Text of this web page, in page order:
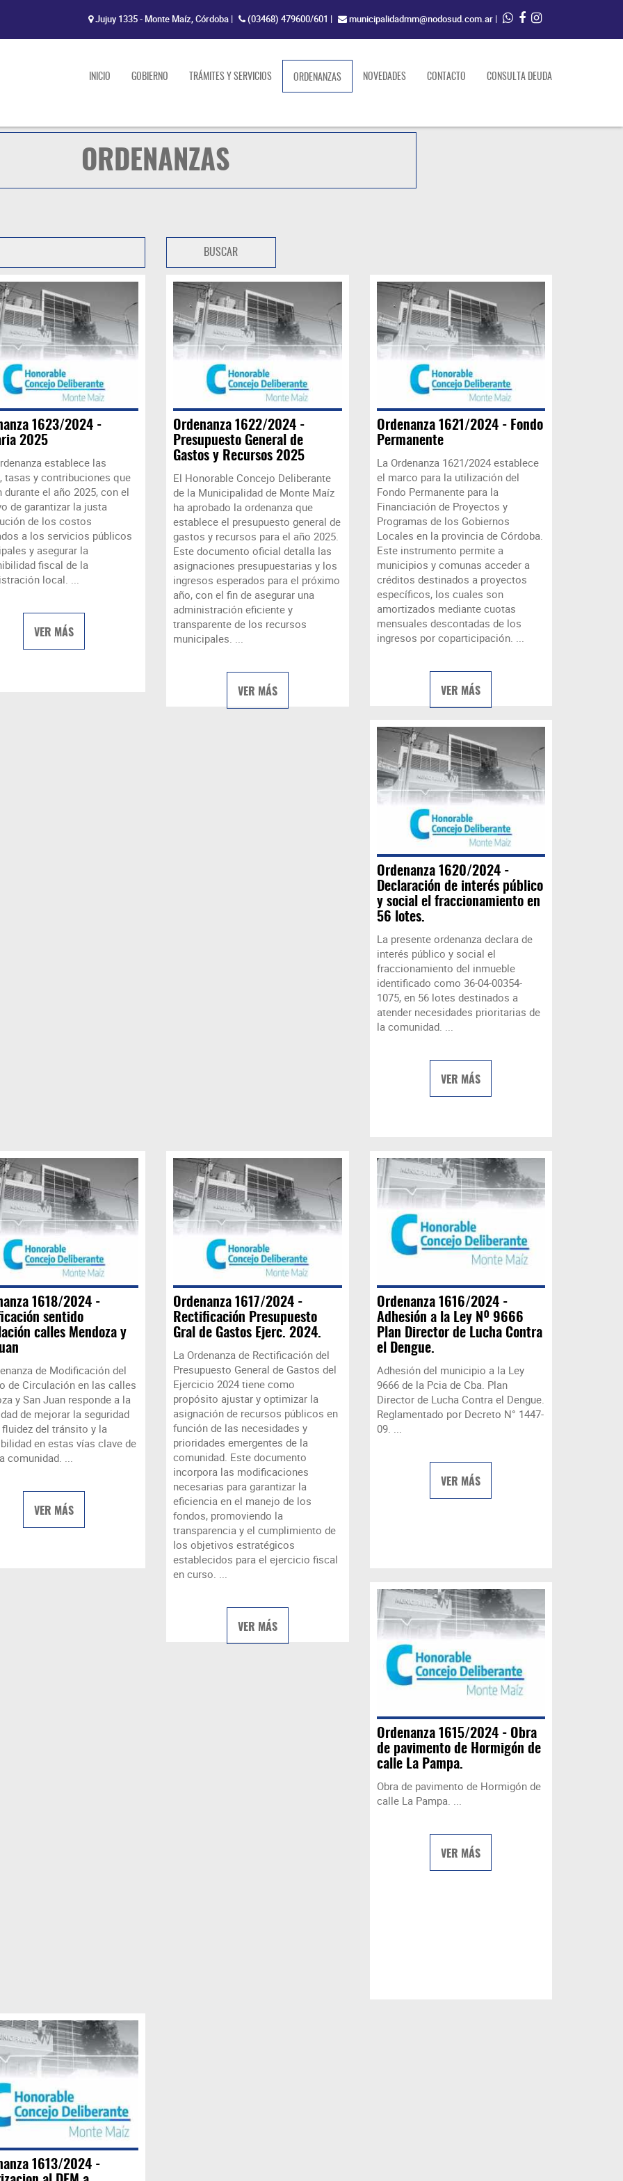
Jujuy 1335 - Monte Maíz, Córdoba | (03468) 479600/601 | municipalidadmm@nodosud.com.ar |
INICIO GOBIERNO TRÁMITES Y SERVICIOS ORDENANZAS(current)NOVEDADES CONTACTO CONSULTA DEUDA
ORDENANZAS
1623/2024 -
2025
establece las
tasas y contribuciones que
durante el año 2025, con el
de garantizar la justa
de los costos
a los servicios públicos
y asegurar la
fiscal de la
local. ...
VER MÁS
Ordenanza 1622/2024 -
Presupuesto General de
Gastos y Recursos 2025
El Honorable Concejo Deliberante
de la Municipalidad de Monte Maíz
ha aprobado la ordenanza que
establece el presupuesto general de
gastos y recursos para el año 2025.
Este documento oficial detalla las
asignaciones presupuestarias y los
ingresos esperados para el próximo
año, con el fin de asegurar una
administración eficiente y
transparente de los recursos
municipales. ...
VER MÁS
Ordenanza 1621/2024 - Fondo
Permanente
La Ordenanza 1621/2024 establece
el marco para la utilización del
Fondo Permanente para la
Financiación de Proyectos y
Programas de los Gobiernos
Locales en la provincia de Córdoba.
Este instrumento permite a
municipios y comunas acceder a
créditos destinados a proyectos
específicos, los cuales son
amortizados mediante cuotas
mensuales descontadas de los
ingresos por coparticipación. ...
VER MÁS
Ordenanza 1620/2024 -
Declaración de interés público
y social el fraccionamiento en
56 lotes.
La presente ordenanza declara de
interés público y social el
fraccionamiento del inmueble
identificado como 36-04-00354-
1075, en 56 lotes destinados a
atender necesidades prioritarias de
la comunidad. ...
VER MÁS
1618/2024 -
sentido
calles Mendoza y
de Modificación del
de Circulación en las calles
y San Juan responde a la
de mejorar la seguridad
del tránsito y la
en estas vías clave de
comunidad. ...
VER MÁS
Ordenanza 1617/2024 -
Rectificación Presupuesto
Gral de Gastos Ejerc. 2024.
La Ordenanza de Rectificación del
Presupuesto General de Gastos del
Ejercicio 2024 tiene como
propósito ajustar y optimizar la
asignación de recursos públicos en
función de las necesidades y
prioridades emergentes de la
comunidad. Este documento
incorpora las modificaciones
necesarias para garantizar la
eficiencia en el manejo de los
fondos, promoviendo la
transparencia y el cumplimiento de
los objetivos estratégicos
establecidos para el ejercicio fiscal
en curso. ...
VER MÁS
Ordenanza 1616/2024 -
Adhesión a la Ley Nº 9666
Plan Director de Lucha Contra
el Dengue.
Adhesión del municipio a la Ley
9666 de la Pcia de Cba. Plan
Director de Lucha Contra el Dengue.
Reglamentado por Decreto N° 1447-
09. ...
VER MÁS
Ordenanza 1615/2024 - Obra
de pavimento de Hormigón de
calle La Pampa.
Obra de pavimento de Hormigón de
calle La Pampa. ...
VER MÁS
1613/2024 -